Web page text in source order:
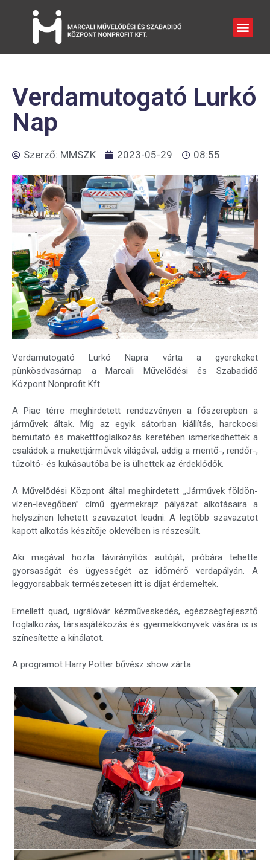
Verdamutogató Lurkó
Nap
Szerző: MMSZK 2023-05-29 08:55
Verdamutogató Lurkó Napra várta a gyerekeket
pünkösdvasárnap a Marcali Művelődési és Szabadidő
Központ Nonprofit Kft.
A Piac térre meghirdetett rendezvényen a főszerepben a
járművek áltak. Míg az egyik sátorban kiállítás, harckocsi
bemutató és makettfoglalkozás keretében ismerkedhettek a
családok a makettjárművek világával, addig a mentő-, rendőr-,
tűzoltó- és kukásautóba be is ülhettek az érdeklődők.
A Művelődési Központ által meghirdetett „Járművek földön-
vízen-levegőben” című gyermekrajz pályázat alkotásaira a
helyszínen lehetett szavazatot leadni. A legtöbb szavazatot
kapott alkotás készítője oklevélben is részesült.
Aki magával hozta távirányítós autóját, próbára tehette
gyorsaságát és ügyességét az időmérő verdapályán. A
leggyorsabbak természetesen itt is díjat érdemeltek.
Emellett quad, ugrálóvár kézműveskedés, egészségfejlesztő
foglalkozás, társasjátékozás és gyermekkönyvek vására is is
színesítette a kínálatot.
A programot Harry Potter bűvész show zárta.